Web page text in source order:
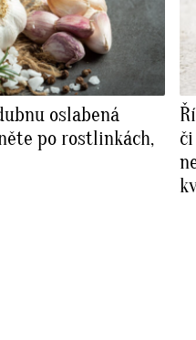
oslabená
po rostlinkách,